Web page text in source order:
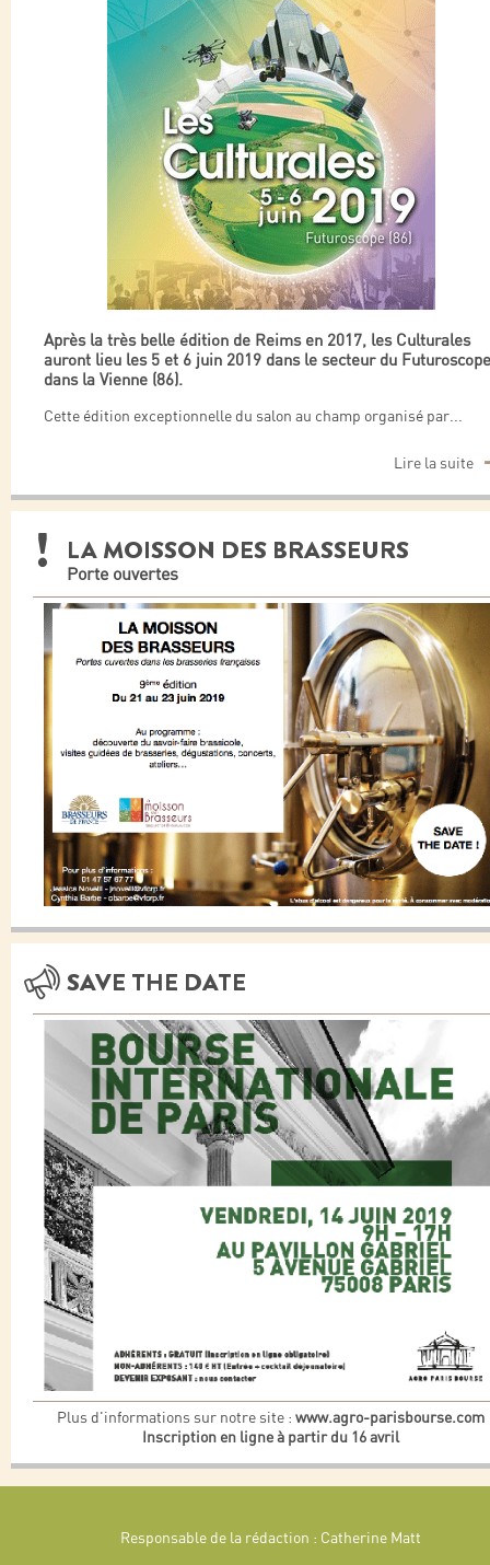
Après la très belle édition de Reims en 2017, les Culturales
auront lieu les 5 et 6 juin 2019 dans le secteur du Futuroscope
dans la Vienne (86).
Cette édition exceptionnelle du salon au champ organisé par...
Lire la suite
LA MOISSON DES BRASSEURS
Porte ouvertes
SAVE THE DATE
Plus d'informations sur notre site : www.agro-parisbourse.com
Inscription en ligne à partir du 16 avril
Responsable de la rédaction : Catherine Matt